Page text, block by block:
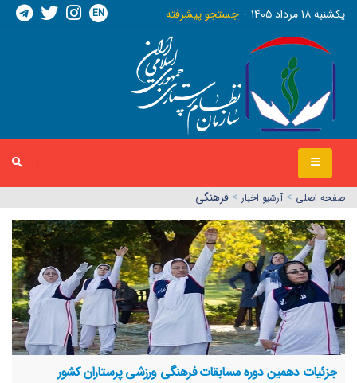
يکشنبه ١٨ مرداد ١٤٠٥ جستجو پیشرفته EN
صفحه اصلي > آرشیو اخبار > فرهنگی
جزئیات دهمین دوره مسابقات فرهنگی ورزشی پرستاران کشور